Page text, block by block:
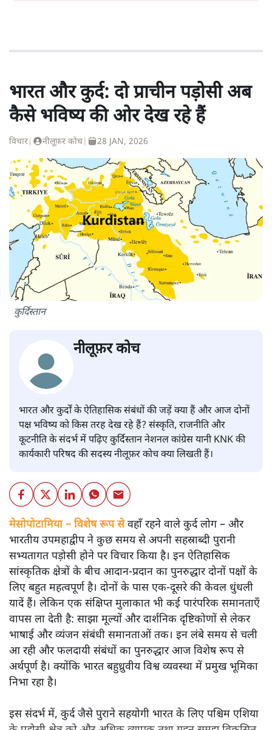
भारत और कुर्द: दो प्राचीन पड़ोसी अब
कैसे भविष्य की ओर देख रहे हैं
विचार नीलूफ़र कोच 28 JAN, 2026
कुर्दिस्तान
नीलूफ़र कोच
भारत और कुर्दों के ऐतिहासिक संबंधों की जड़ें क्या हैं और आज दोनों
पक्ष भविष्य को किस तरह देख रहे हैं? संस्कृति, राजनीति और
कूटनीति के संदर्भ में पढ़िए कुर्दिस्तान नेशनल कांग्रेस यानी KNK की
कार्यकारी परिषद की सदस्य नीलूफ़र कोच क्या लिखती हैं।
मेसोपोटामिया – विशेष रूप सेवहाँ रहने वाले कुर्द लोग – और
भारतीय उपमहाद्वीप ने कुछ समय से अपनी सहस्राब्दी पुरानी
सभ्यतागत पड़ोसी होने पर विचार किया है। इन ऐतिहासिक
सांस्कृतिक क्षेत्रों के बीच आदान-प्रदान का पुनरुद्धार दोनों पक्षों के
लिए बहुत महत्वपूर्ण है। दोनों के पास एक-दूसरे की केवल धुंधली
यादें हैं। लेकिन एक संक्षिप्त मुलाकात भी कई पारंपरिक समानताएँ
वापस ला देती है: साझा मूल्यों और दार्शनिक दृष्टिकोणों से लेकर
भाषाई और व्यंजन संबंधी समानताओं तक। इन लंबे समय से चली
आ रही और फलदायी संबंधों का पुनरुद्धार आज विशेष रूप से
अर्थपूर्ण है। क्योंकि भारत बहुध्रुवीय विश्व व्यवस्था में प्रमुख भूमिका
निभा रहा है।
इस संदर्भ में, कुर्द जैसे पुराने सहयोगी भारत के लिए पश्चिम एशिया